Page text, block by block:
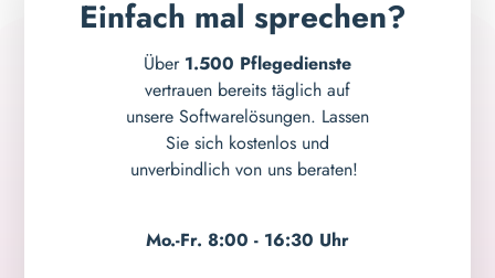
Einfach mal sprechen?
Über 1.500 Pflegedienste
vertrauen bereits täglich auf
unsere Softwarelösungen. Lassen
Sie sich kostenlos und
unverbindlich von uns beraten!
Mo.-Fr. 8:00 - 16:30 Uhr